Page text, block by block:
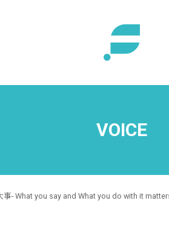
VOICE
- What you say and What you do with it